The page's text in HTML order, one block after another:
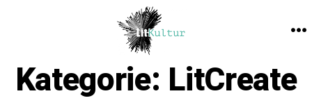
Kategorie: LitCreate